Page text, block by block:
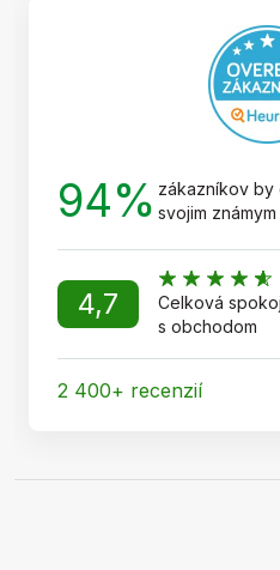
94% zákazníkov
svojim známym
4,7
Celková
s obchodom
2 400+ recenzií